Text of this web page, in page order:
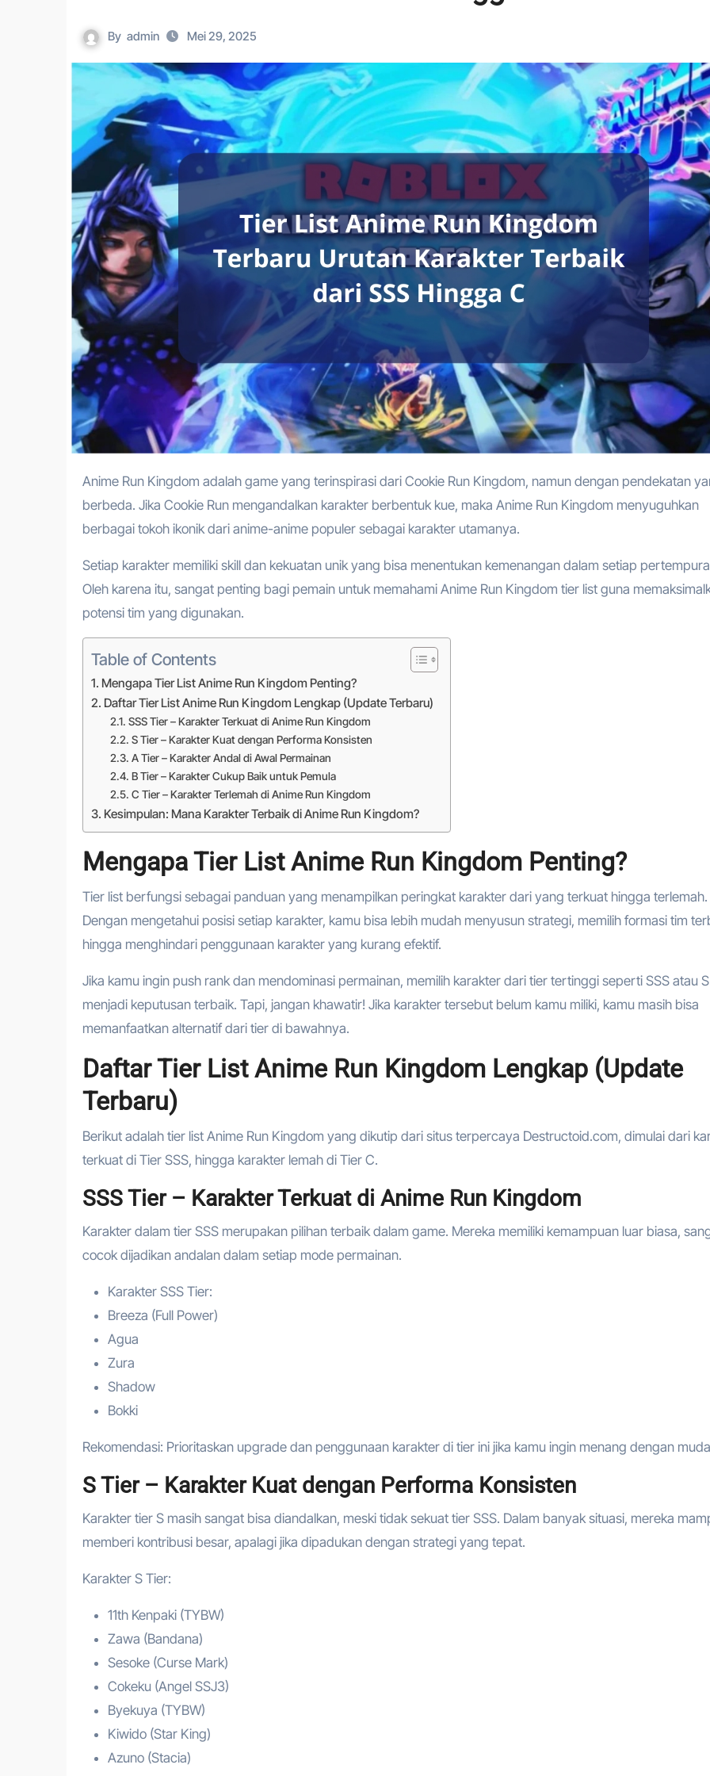
By admin Mei 29, 2025
Anime Run Kingdom adalah game yang terinspirasi dari Cookie Run Kingdom, namun dengan pendekatan yang
berbeda. Jika Cookie Run mengandalkan karakter berbentuk kue, maka Anime Run Kingdom menyuguhkan
berbagai tokoh ikonik dari anime-anime populer sebagai karakter utamanya.
Setiap karakter memiliki skill dan kekuatan unik yang bisa menentukan kemenangan dalam setiap
Oleh karena itu, sangat penting bagi pemain untuk memahami Anime Run Kingdom tier list guna
potensi tim yang digunakan.
Table of Contents
Mengapa Tier List Anime Run Kingdom Penting?
Daftar Tier List Anime Run Kingdom Lengkap (Update Terbaru)
SSS Tier – Karakter Terkuat di Anime Run Kingdom
S Tier – Karakter Kuat dengan Performa Konsisten
A Tier – Karakter Andal di Awal Permainan
B Tier – Karakter Cukup Baik untuk Pemula
C Tier – Karakter Terlemah di Anime Run Kingdom
Kesimpulan: Mana Karakter Terbaik di Anime Run Kingdom?
Mengapa Tier List Anime Run Kingdom Penting?
Tier list berfungsi sebagai panduan yang menampilkan peringkat karakter dari yang terkuat hingga terlemah.
Dengan mengetahui posisi setiap karakter, kamu bisa lebih mudah menyusun strategi, memilih formasi tim
hingga menghindari penggunaan karakter yang kurang efektif.
Jika kamu ingin push rank dan mendominasi permainan, memilih karakter dari tier tertinggi seperti SSS atau
menjadi keputusan terbaik. Tapi, jangan khawatir! Jika karakter tersebut belum kamu miliki, kamu masih bisa
memanfaatkan alternatif dari tier di bawahnya.
Daftar Tier List Anime Run Kingdom Lengkap (Update
Terbaru)
Berikut adalah tier list Anime Run Kingdom yang dikutip dari situs terpercaya Destructoid.com, dimulai dari
terkuat di Tier SSS, hingga karakter lemah di Tier C.
SSS Tier – Karakter Terkuat di Anime Run Kingdom
Karakter dalam tier SSS merupakan pilihan terbaik dalam game. Mereka memiliki kemampuan luar biasa,
cocok dijadikan andalan dalam setiap mode permainan.
Karakter SSS Tier:
Breeza (Full Power)
Agua
Zura
Shadow
Bokki
Rekomendasi: Prioritaskan upgrade dan penggunaan karakter di tier ini jika kamu ingin menang dengan
S Tier – Karakter Kuat dengan Performa Konsisten
Karakter tier S masih sangat bisa diandalkan, meski tidak sekuat tier SSS. Dalam banyak situasi, mereka
memberi kontribusi besar, apalagi jika dipadukan dengan strategi yang tepat.
Karakter S Tier:
11th Kenpaki (TYBW)
Zawa (Bandana)
Sesoke (Curse Mark)
Cokeku (Angel SSJ3)
Byekuya (TYBW)
Kiwido (Star King)
Azuno (Stacia)